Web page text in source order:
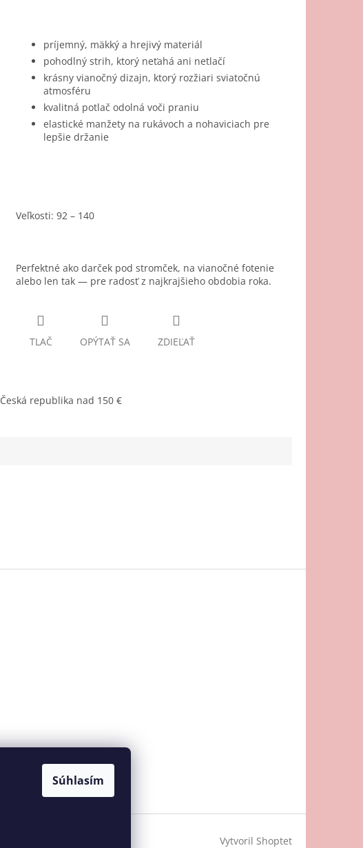
Súhlasím
príjemný, mäkký a hrejivý materiál
pohodlný strih, ktorý neťahá ani netlačí
krásny vianočný dizajn, ktorý rozžiari sviatočnú
atmosféru
kvalitná potlač odolná voči praniu
elastické manžety na rukávoch a nohaviciach pre
lepšie držanie
Veľkosti: 92 – 140
Perfektné ako darček pod stromček, na vianočné fotenie
alebo len tak — pre radosť z najkrajšieho obdobia roka.
TLAČ OPÝTAŤ SA ZDIEĽAŤ
republika nad 150 €
Vytvoril Shoptet